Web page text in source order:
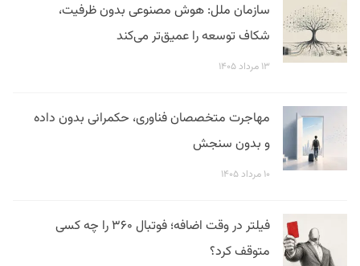
سازمان ملل: هوش مصنوعی بدون ظرفیت،
شکاف توسعه را عمیق‌تر می‌کند
۱۳ مرداد ۱۴۰۵
مهاجرت متخصصان فناوری، حکمرانی بدون داده
و بدون سنجش
۱۰ مرداد ۱۴۰۵
فیلتر در وقت اضافه؛ فوتبال ۳۶۰ را چه کسی
متوقف کرد؟